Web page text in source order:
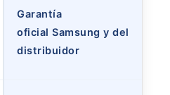
Garantía
oficial Samsung y del
distribuidor